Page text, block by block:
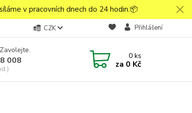
v pracovních dnech do 24 hodin.📦
CZK Přihlášení
008 0ks
za 0 Kč